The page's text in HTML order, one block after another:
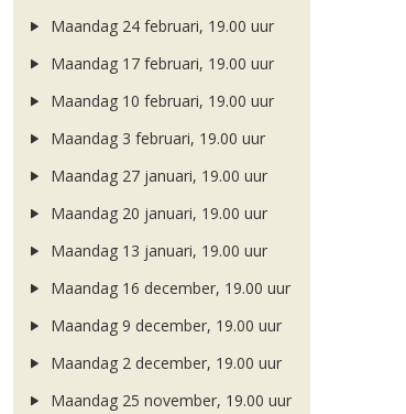
Maandag 24 februari, 19.00 uur
Maandag 17 februari, 19.00 uur
Maandag 10 februari, 19.00 uur
Maandag 3 februari, 19.00 uur
Maandag 27 januari, 19.00 uur
Maandag 20 januari, 19.00 uur
Maandag 13 januari, 19.00 uur
Maandag 16 december, 19.00 uur
Maandag 9 december, 19.00 uur
Maandag 2 december, 19.00 uur
Maandag 25 november, 19.00 uur